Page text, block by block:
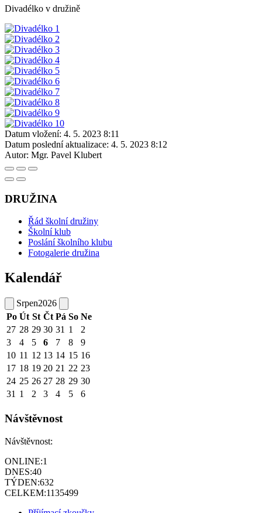
Divadélko v družině
Datum vložení: 4. 5. 2023 8:11
Datum poslední aktualizace: 4. 5. 2023 8:12
Autor: Mgr. Pavel Klubert
DRUŽINA
Řád školní družiny
Školní klub
Poslání školního klubu
Fotogalerie družina
Kalendář
Srpen2026
Po Út St Čt Pá So Ne
27 28 29 30 31 1
2
3
4 5 6 7 8
9
10 11 12 13 14 15 16
17 18 19 20 21 22 23
24 25 26 27 28 29 30
31 1 2 3 4 5 6
Návštěvnost
Návštěvnost:
ONLINE:1
DNES:40
TÝDEN:632
CELKEM:1135499